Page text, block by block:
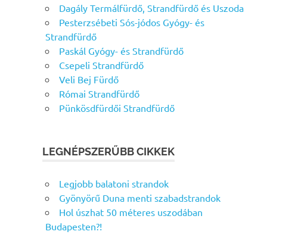
Dagály Termálfürdő, Strandfürdő és Uszoda
Pesterzsébeti Sós-jódos Gyógy- és
Strandfürdő
Paskál Gyógy- és Strandfürdő
Csepeli Strandfürdő
Veli Bej Fürdő
Római Strandfürdő
Pünkösdfürdői Strandfürdő
LEGNÉPSZERŰBB CIKKEK
Legjobb balatoni strandok
Gyönyörű Duna menti szabadstrandok
Hol úszhat 50 méteres uszodában
Budapesten?!